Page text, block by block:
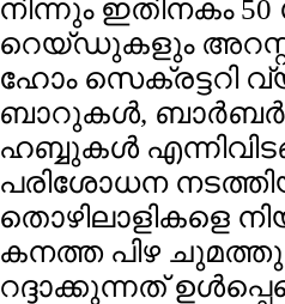
നിന്നും ഇതിനകം
റെയ്ഡുകളും
ഹോം സെക്രട്ടറി
ബാറുകള്‍, ബാര്‍ബര്‍
ഹബ്ബുകള്‍
പരിശോധന
തൊഴിലാളികളെ
കനത്ത പിഴ
റദ്ദാക്കുന്നത്